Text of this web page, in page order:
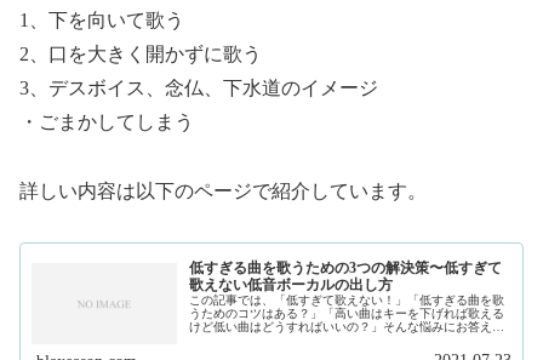
1、下を向いて歌う
2、口を大きく開かずに歌う
3、デスボイス、念仏、下水道のイメージ
・ごまかしてしまう
詳しい内容は以下のページで紹介しています。
低すぎる曲を歌うための3つの解決策〜低すぎて
歌えない低音ボーカルの出し方
この記事では、「低すぎて歌えない！」「低すぎる曲を歌
うためのコツはある？」「高い曲はキーを下げれば歌える
けど低い曲はどうすればいいの？」そんな悩みにお答えし